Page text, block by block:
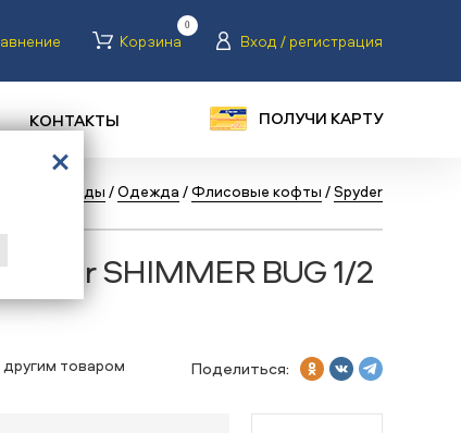
Корзина
0
Вход / регистрация
КОНТАКТЫ ПОЛУЧИ КАРТУ
Сноуборды /Одежда /Флисовые кофты /Spyder
SHIMMER BUG 1/2
другим товаром Поделиться: